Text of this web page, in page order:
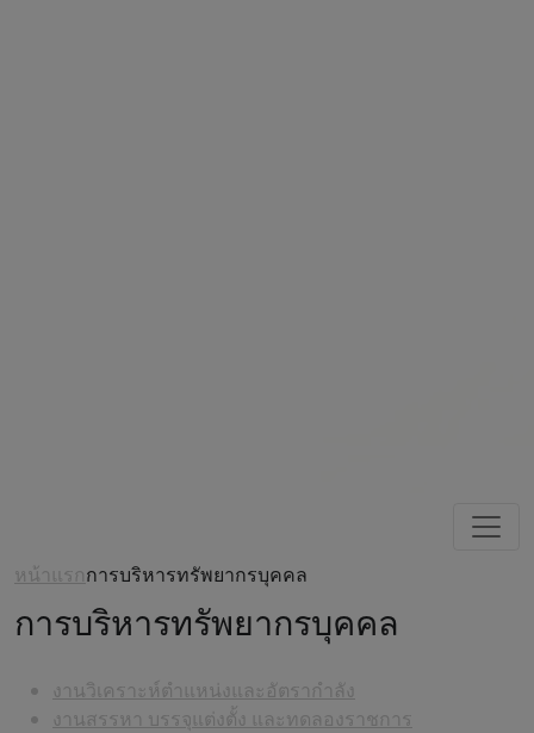
หน้าแรกการบริหารทรัพยากรบุคคล
การบริหารทรัพยากรบุคคล
งานวิเคราะห์ตำแหน่งและอัตรากำลัง
งานสรรหา บรรจุแต่งตั้ง และทดลองราชการ